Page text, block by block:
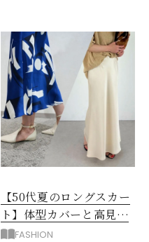
【50代夏のロングスカー
ト】体型カバーと高見え
を叶える4コーデ
FASHION